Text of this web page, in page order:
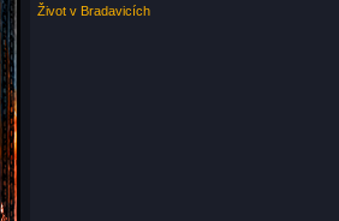
Život v Bradavicích